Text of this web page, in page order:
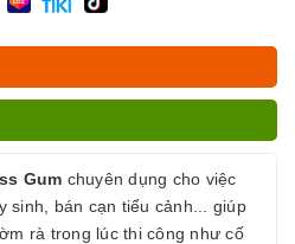
Gum chuyên dụng cho việc
sinh, bán cạn tiểu cảnh... giúp
rà trong lúc thi công như cố